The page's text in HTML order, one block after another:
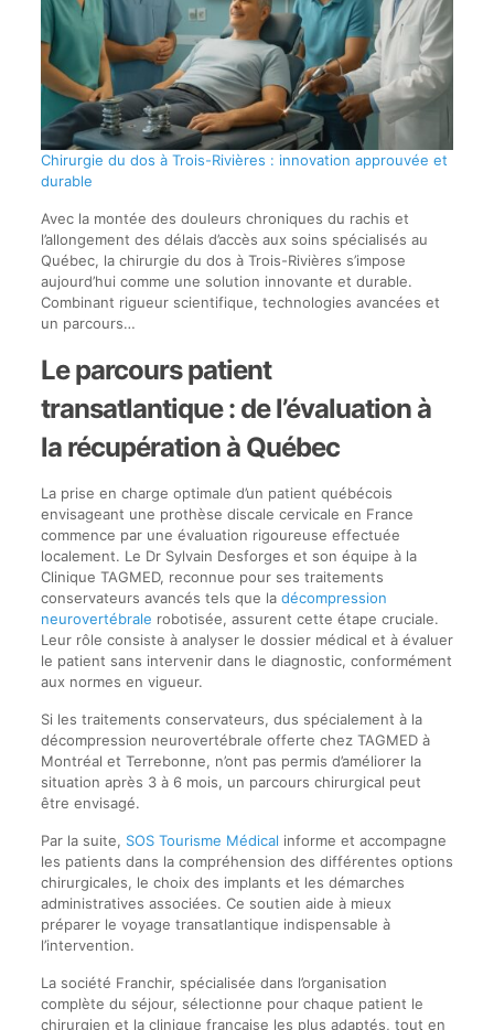
Chirurgie du dos à Trois-Rivières : innovation approuvée et
durable
Avec la montée des douleurs chroniques du rachis et
l’allongement des délais d’accès aux soins spécialisés au
Québec, la chirurgie du dos à Trois-Rivières s’impose
aujourd’hui comme une solution innovante et durable.
Combinant rigueur scientifique, technologies avancées et
un parcours…
Le parcours patient
transatlantique : de l’évaluation à
la récupération à Québec
La prise en charge optimale d’un patient québécois
envisageant une prothèse discale cervicale en France
commence par une évaluation rigoureuse effectuée
localement. Le Dr Sylvain Desforges et son équipe à la
Clinique TAGMED, reconnue pour ses traitements
conservateurs avancés tels que la décompression
neurovertébrale robotisée, assurent cette étape cruciale.
Leur rôle consiste à analyser le dossier médical et à évaluer
le patient sans intervenir dans le diagnostic, conformément
aux normes en vigueur.
Si les traitements conservateurs, dus spécialement à la
décompression neurovertébrale offerte chez TAGMED à
Montréal et Terrebonne, n’ont pas permis d’améliorer la
situation après 3 à 6 mois, un parcours chirurgical peut
être envisagé.
Par la suite, SOS Tourisme Médical informe et accompagne
les patients dans la compréhension des différentes options
chirurgicales, le choix des implants et les démarches
administratives associées. Ce soutien aide à mieux
préparer le voyage transatlantique indispensable à
l’intervention.
La société Franchir, spécialisée dans l’organisation
complète du séjour, sélectionne pour chaque patient le
chirurgien et la clinique française les plus adaptés, tout en